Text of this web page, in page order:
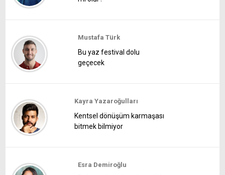
Mustafa Türk
Bu yaz festival dolu
geçecek
Kayra Yazaroğulları
Kentsel dönüşüm karmaşası
bitmek bilmiyor
Esra Demiroğlu